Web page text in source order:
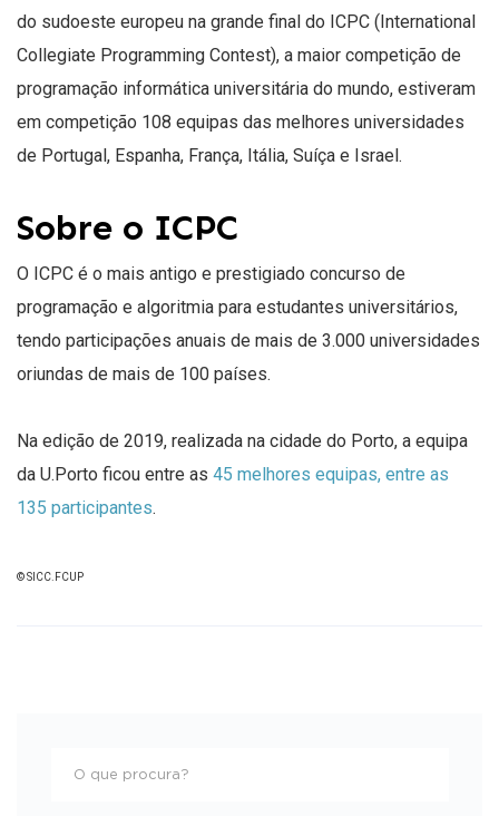
do sudoeste europeu na grande final do ICPC (International
Collegiate Programming Contest), a maior competição de
programação informática universitária do mundo, estiveram
em competição 108 equipas das melhores universidades
de Portugal, Espanha, França, Itália, Suíça e Israel.
Sobre o ICPC
O ICPC é o mais antigo e prestigiado concurso de
programação e algoritmia para estudantes universitários,
tendo participações anuais de mais de 3.000 universidades
oriundas de mais de 100 países.
Na edição de 2019, realizada na cidade do Porto, a equipa
da U.Porto ficou entre as 45 melhores equipas, entre as
135 participantes.
© SICC.FCUP